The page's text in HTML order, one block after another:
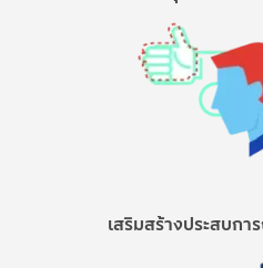
เสริมสร้างประสบก